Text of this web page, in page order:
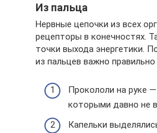
Из пальца
Нервные цепочки из всех
рецепторы в конечностях.
точки выхода энергетики.
из пальцев важно правильно
Прокололи на руке
которыми давно не
Капельки